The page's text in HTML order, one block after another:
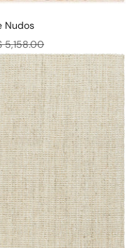
Nudos
normal
5,158.00